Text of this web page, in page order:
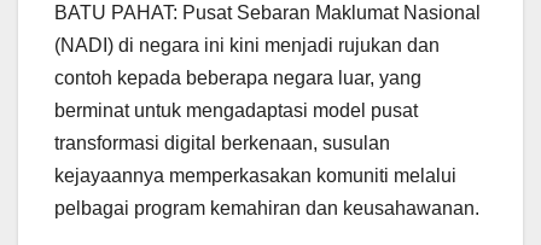
at
s
A
p
p
e
gr
a
m
c
e
b
o
o
k
ail ar
e
BATU PAHAT: Pusat Sebaran Maklumat Nasional
(NADI) di negara ini kini menjadi rujukan dan
contoh kepada beberapa negara luar, yang
berminat untuk mengadaptasi model pusat
transformasi digital berkenaan, susulan
kejayaannya memperkasakan komuniti melalui
pelbagai program kemahiran dan keusahawanan.